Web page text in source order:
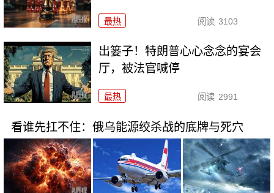
最热 阅读 3103
出篓子！特朗普心心念念的宴会
厅，被法官喊停
最热 阅读 2991
看谁先扛不住：俄乌能源绞杀战的底牌与死穴